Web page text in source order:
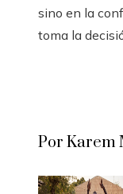
sino en la
toma la
Por Karem